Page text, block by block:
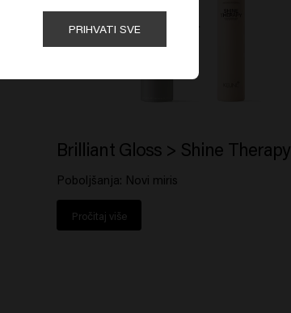
Brilliant Gloss > Shine Therapy
Poboljšanja: Novi miris
Pročitaj više
PRIHVATI SVE